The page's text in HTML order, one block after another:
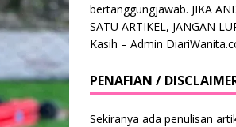
bertanggungjawab. JIKA
SATU ARTIKEL, JANGAN
Kasih – Admin
PENAFIAN /
Sekiranya ada penulisan